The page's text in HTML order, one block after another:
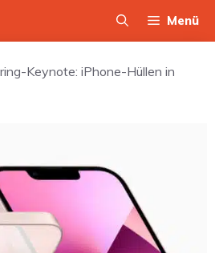
Menü
Keynote: iPhone-Hüllen in